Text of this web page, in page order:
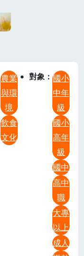
農業
與環
境
飲食
文化
對象
國小
中年
級
國小
高年
級
國中
高中
職
大專
以上
成人